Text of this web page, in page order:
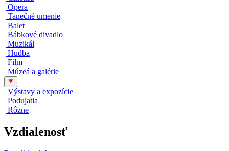
| Opera
| Tanečné umenie
| Balet
| Bábkové divadlo
| Muzikál
| Hudba
| Film
| Múzeá a galérie
| Výstavy a expozície
| Podujatia
| Rôzne
Vzdialenosť